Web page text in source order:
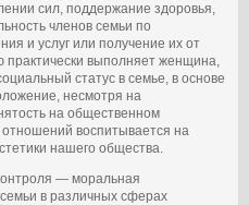
сил, поддержание здоровья,
членов семьи по
и услуг или получение их от
выполняет женщина,
статус в семье, в основе
несмотря на
на общественном
воспитывается на
нашего общества.
— моральная
в различных сферах